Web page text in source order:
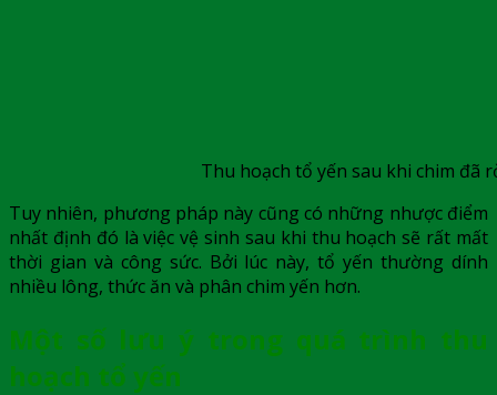
Thu hoạch tổ yến sau khi chim đã
Tuy nhiên, phương pháp này cũng có những nhược điểm
nhất định đó là việc vệ sinh sau khi thu hoạch sẽ rất mất
thời gian và công sức. Bởi lúc này, tổ yến thường dính
nhiều lông, thức ăn và phân chim yến hơn.
Một số lưu ý trong quá trình thu
hoạch tổ yến